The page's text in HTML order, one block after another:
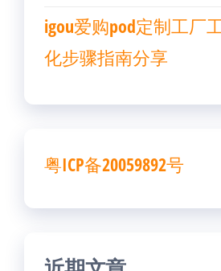
igou爱购pod定制工厂
化步骤指南分享
粤ICP备20059892号